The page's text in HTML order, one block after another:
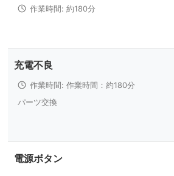
作業時間: 約180分
充電不良
作業時間: 作業時間：約180分
パーツ交換
電源ボタン